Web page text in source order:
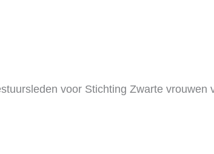
voor Stichting Zwarte vrouwen